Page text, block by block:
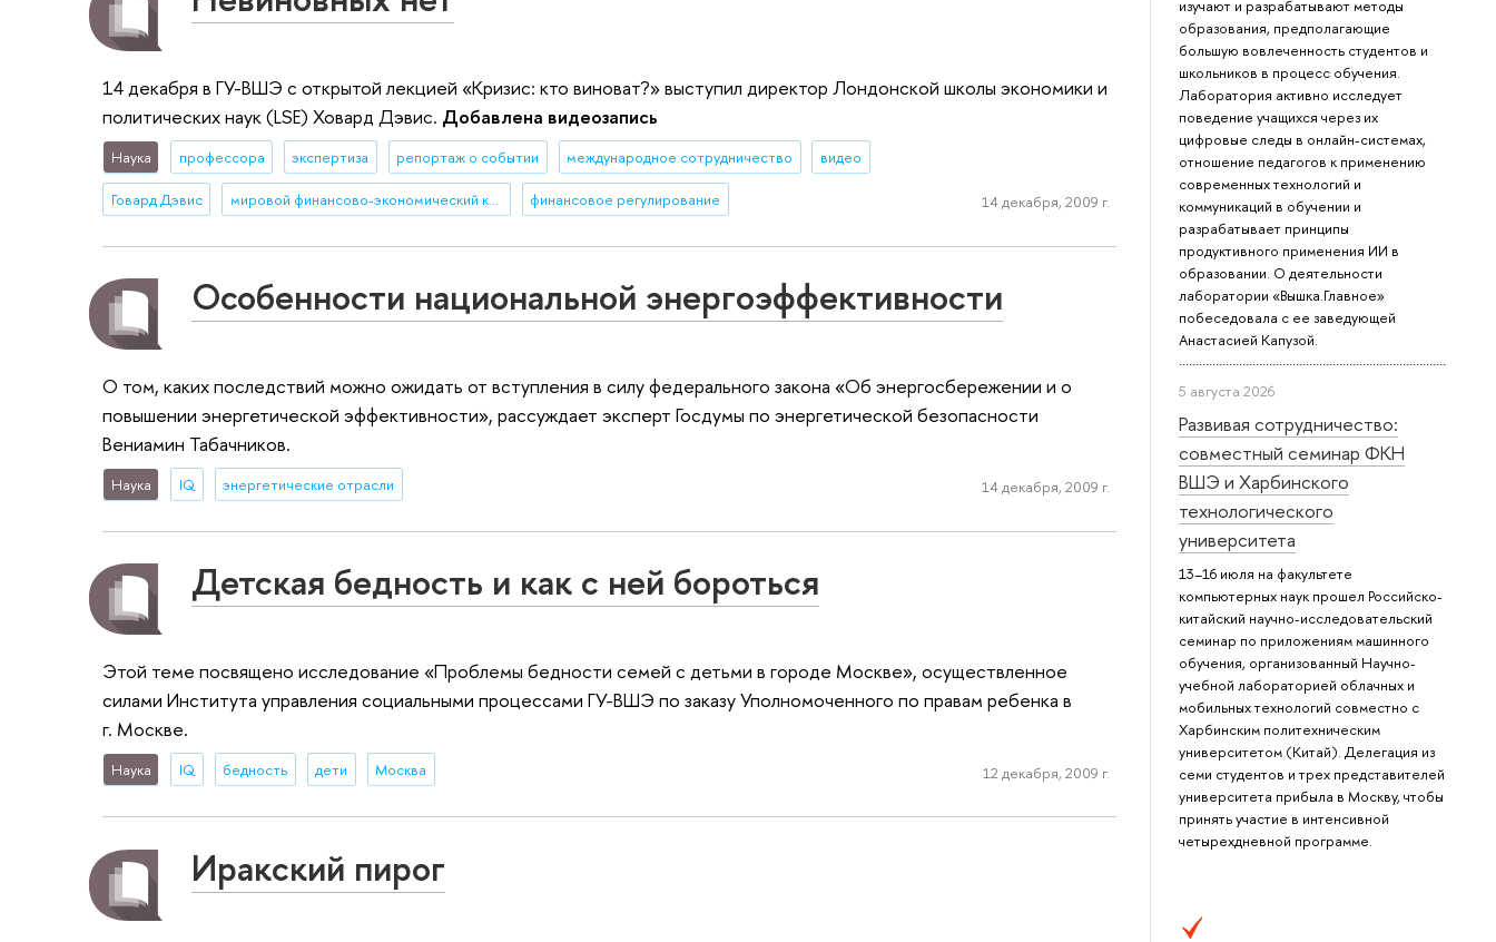
изучают и разрабатывают методы
образования, предполагающие
большую вовлеченность студентов и
школьников в процесс обучения.
Лаборатория активно исследует
поведение учащихся через их
цифровые следы в онлайн-системах,
отношение педагогов к применению
современных технологий и
коммуникаций в обучении и
разрабатывает принципы
продуктивного применения ИИ в
образовании. О деятельности
лаборатории «Вышка.Главное»
побеседовала с ее заведующей
Анастасией Капузой.
5 августа 2026
Развивая сотрудничество:
совместный семинар ФКН
ВШЭ и Харбинского
технологического
университета
13–16 июля на факультете
компьютерных наук прошел Российско-
китайский научно-исследовательский
семинар по приложениям машинного
обучения, организованный Научно-
учебной лабораторией облачных и
мобильных технологий совместно с
Харбинским политехническим
университетом (Китай). Делегация из
семи студентов и трех представителей
университета прибыла в Москву, чтобы
принять участие в интенсивной
четырехдневной программе.
14 декабря в ГУ-ВШЭ с открытой лекцией «Кризис: кто виноват?» выступил директор Лондонской школы экономики и
политических наук (LSE) Ховард Дэвис. Добавлена видеозапись
Наука профессора экспертиза репортаж о событии международное сотрудничество видео
Говард Дэвис мировой финансово-экономический кризис финансовое регулирование 14 декабря, 2009 г.
Особенности национальной энергоэффективности
О том, каких последствий можно ожидать от вступления в силу федерального закона «Об энергосбережении и о
повышении энергетической эффективности», рассуждает эксперт Госдумы по энергетической безопасности
Вениамин Табачников.
Наука IQ энергетические отрасли 14 декабря, 2009 г.
Детская бедность и как с ней бороться
Этой теме посвящено исследование «Проблемы бедности семей с детьми в городе Москве», осуществленное
силами Института управления социальными процессами ГУ-ВШЭ по заказу Уполномоченного по правам ребенка в
г. Москве.
Наука IQ бедность дети Москва 12 декабря, 2009 г.
Иракский пирог